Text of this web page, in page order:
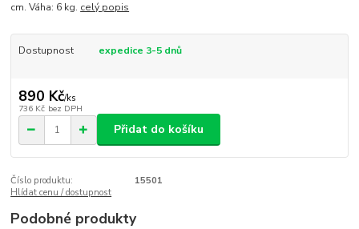
cm. Váha: 6 kg. celý popis
Dostupnost expedice 3-5 dnů
890 Kč/ks
736 Kč bez DPH
Přidat do košíku
Číslo produktu:
15501
Hlídat cenu / dostupnost
Podobné produkty